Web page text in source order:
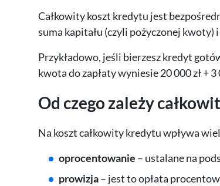
Całkowity koszt kredytu jest
suma kapitału (czyli pożyczonej kwoty)
Przykładowo, jeśli bierzesz kredyt
kwota do zapłaty wyniesie 20 000 zł + 3
Od czego zależy
Na koszt całkowity kredytu wpływa
oprocentowanie – ustalane na
prowizja– jest to opłata